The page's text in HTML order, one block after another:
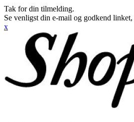
Tak for din tilmelding.
Se venligst din e-mail og godkend
x